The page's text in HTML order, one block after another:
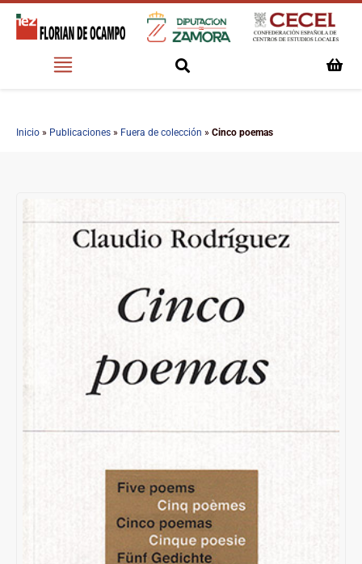
Inicio » Publicaciones » Fuera de colección » Cinco poemas